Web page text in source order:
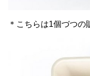
＊こちらは1個づつの